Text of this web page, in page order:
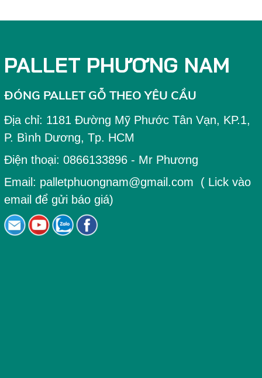
PALLET PHƯƠNG NAM
ĐÓNG PALLET GỖ THEO YÊU CẦU
Địa chỉ: 1181 Đường Mỹ Phước Tân Vạn, KP.1,
P. Bình Dương, Tp. HCM
Điện thoại: 0866133896- Mr Phương
Email: palletphuongnam@gmail.com ( Lick vào
email để gửi báo giá)